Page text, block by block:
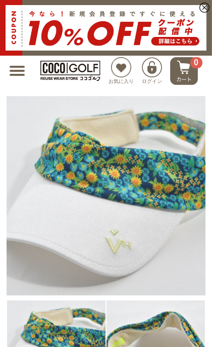
お気に入り ログイン
0
新規会員登録でクーポンプレゼント